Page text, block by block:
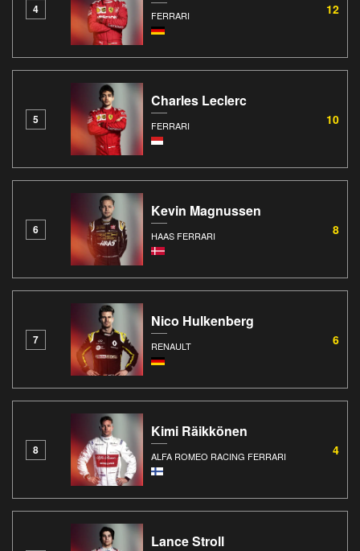
4 FERRARI 12
5
Charles Leclerc
FERRARI 10
6
Kevin Magnussen
HAAS FERRARI 8
7
Nico Hulkenberg
RENAULT 6
8
Kimi Räikkönen
ALFA ROMEO RACING FERRARI 4
Lance Stroll